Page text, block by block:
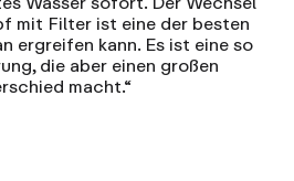
mit Filter ist eine der besten
ergreifen kann. Es ist eine so
die aber einen großen
macht.“